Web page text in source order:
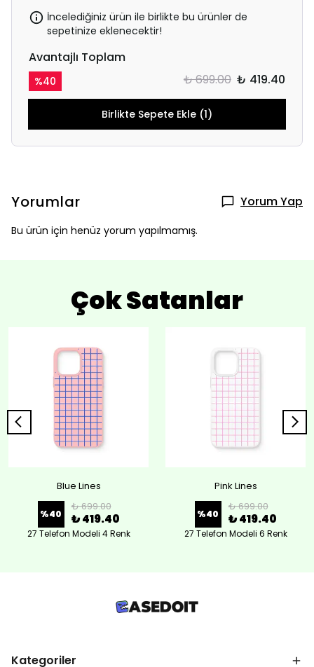
İncelediğiniz ürün ile birlikte bu ürünler de
sepetinize eklenecektir!
Avantajlı Toplam
%40 ₺ 699.00 ₺ 419.40
Birlikte Sepete Ekle (1)
Yorumlar Yorum Yap
Bu ürün için henüz yorum yapılmamış.
Çok Satanlar
Blue Lines
%40
₺ 699.00
₺ 419.40
27 Telefon Modeli 4 Renk
Pink Lines
%40
₺ 699.00
₺ 419.40
27 Telefon Modeli 6 Renk
Kategoriler